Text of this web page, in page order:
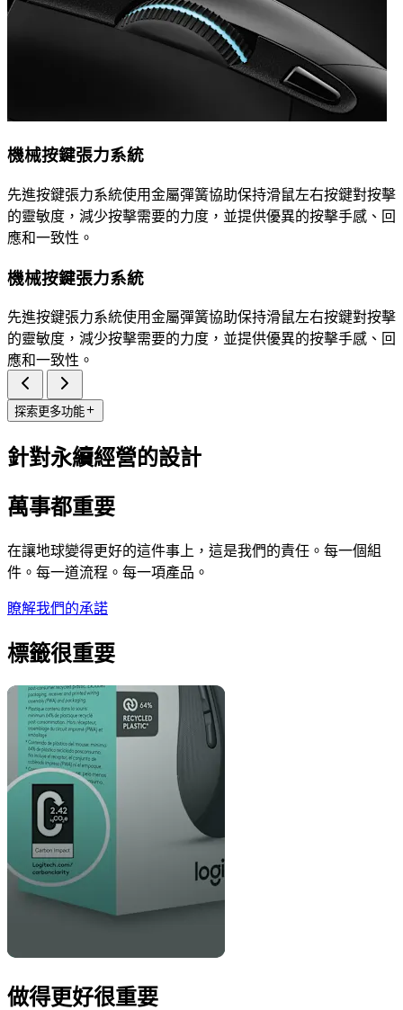
機械按鍵張力系統
先進按鍵張力系統使用金屬彈簧協助保持滑鼠左右按鍵對按擊
的靈敏度，減少按擊需要的力度，並提供優異的按擊手感、回
應和一致性。
機械按鍵張力系統
先進按鍵張力系統使用金屬彈簧協助保持滑鼠左右按鍵對按擊
的靈敏度，減少按擊需要的力度，並提供優異的按擊手感、回
應和一致性。
探索更多功能
針對永續經營的設計
萬事都重要
在讓地球變得更好的這件事上，這是我們的責任。每一個組
件。每一道流程。每一項產品。
瞭解我們的承諾
標籤很重要
做得更好很重要